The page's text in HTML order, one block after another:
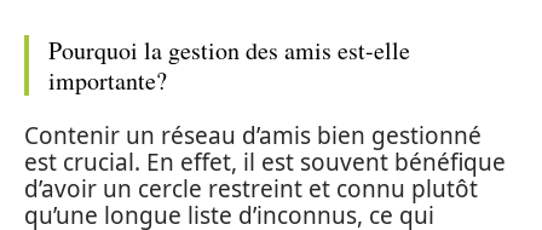
Pourquoi la gestion des amis est-elle
importante?
Contenir un réseau d’amis bien gestionné
est crucial. En effet, il est souvent bénéfique
d’avoir un cercle restreint et connu plutôt
qu’une longue liste d’inconnus, ce qui